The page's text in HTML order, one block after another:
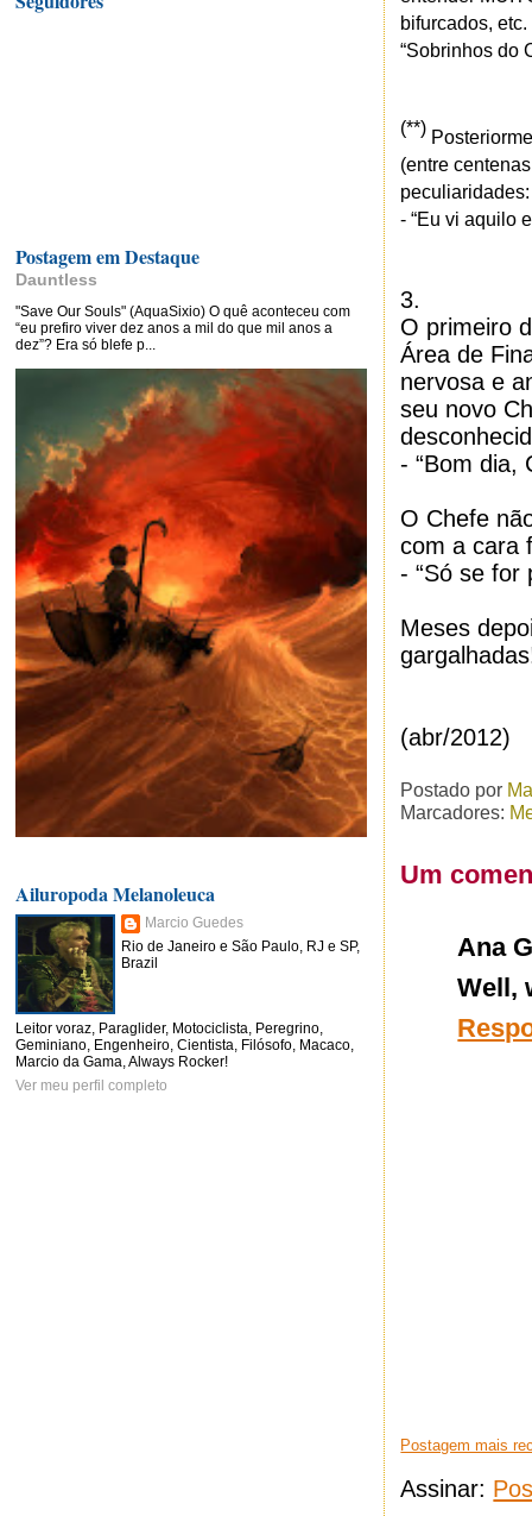
bifurcados,
“Sobrinhos do
(**)
(entre
peculiaridades:
- “Eu vi aquilo
3.
O primeiro
Área de
nervosa e
seu novo
- “Bom dia,
O Chefe
com a cara
- “Só se for
Meses
(abr/2012)
Postado por
Marcadores:
Um
Ana
Well,
Postagem mais
Assinar:
Postagem em Destaque
Dauntless
"Save Our Souls" (AquaSixio) O quê aconteceu com
“eu prefiro viver dez anos a mil do que mil anos a
dez”? Era só blefe p...
Ailuropoda Melanoleuca
Marcio Guedes
Rio de Janeiro e São Paulo, RJ e SP,
Brazil
Leitor voraz, Paraglider, Motociclista, Peregrino,
Geminiano, Engenheiro, Cientista, Filósofo, Macaco,
Marcio da Gama, Always Rocker!
Ver meu perfil completo